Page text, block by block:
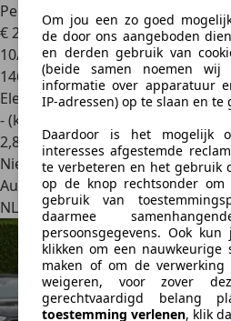
Perform
€ 21.449
10/2018
146.021 km
Elektrisch
- (kWh/100 km)
2,8
Nieuw
Autobedrijf
NL 5015 BATilburg
Om jou een zo goed
de door ons aangeboden
en derden gebruik van
(beide samen noemen wij
informatie over apparatuur
IP-adressen) op te slaan en te
Daardoor is het mogelijk
interesses afgestemde
te verbeteren en het gebruik
op de knop rechtsonder
gebruik van
daarmee
persoonsgegevens. Ook
klikken om een nauwkeurige
maken of om de verwerking
weigeren, voor zover
gerechtvaardigd belang
toestemming verlenen, klik